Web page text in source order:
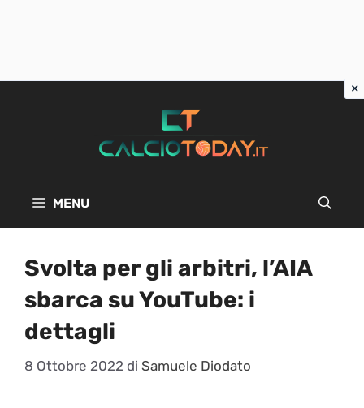
MENU
Svolta per gli arbitri, l’AIA
sbarca su YouTube: i
dettagli
8 Ottobre 2022 di Samuele Diodato